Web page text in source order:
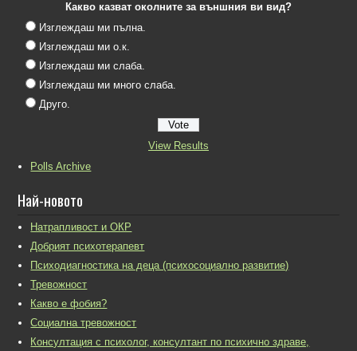
Какво казват околните за външния ви вид?
Изглеждаш ми пълна.
Изглеждаш ми о.к.
Изглеждаш ми слаба.
Изглеждаш ми много слаба.
Друго.
View Results
Polls Archive
Най-новото
Натрапливост и ОКР
Добрият психотерапевт
Психодиагностика на деца (психосоциално развитие)
Тревожност
Какво е фобия?
Социална тревожност
Консултация с психолог, консултант по психично здраве,